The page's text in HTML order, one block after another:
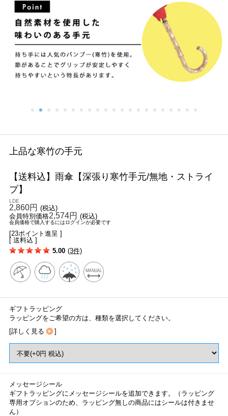
上品な寒竹の手元
【送料込】雨傘【深張り寒竹手元/無地・ストライ
プ】
LDE
2,860円 (税込)
会員特別価格2,574円 (税込)
会員価格で購入するにはログインが必要です
[23ポイント進呈 ]
[ 送料込 ]
5.00 (3件)
ギフトラッピング
ラッピングをご希望の方は、種類を選択してください。
[詳しく見る ]
メッセージシール
ギフトラッピングにメッセージシールを追加できます。（ラッピング
専用オプションのため、ラッピング無しの商品にはシールは付きませ
ん）